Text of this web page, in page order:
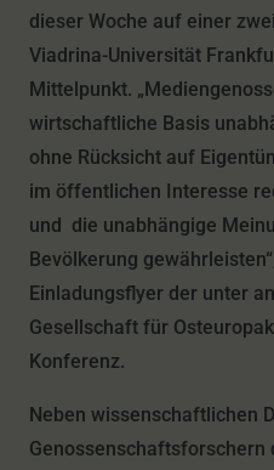
dieser Woche auf einer
Viadrina-Universität
Mittelpunkt.
wirtschaftliche Basis
ohne Rücksicht auf
im öffentlichen Interesse
und die unabhängige
Bevölkerung
Einladungsflyer der unter
Gesellschaft für
Konferenz.
Neben wissenschaftlichen